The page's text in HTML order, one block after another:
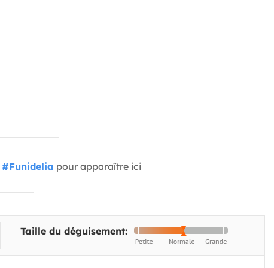
#Funidelia pour apparaître ici
Taille du déguisement: